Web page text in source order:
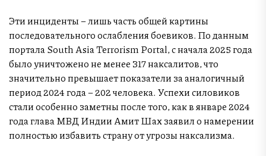
Эти инциденты – лишь часть общей картины
последовательного ослабления боевиков. По данным
портала South Asia Terrorism Portal, с начала 2025 года
было уничтожено не менее 317 наксалитов, что
значительно превышает показатели за аналогичный
период 2024 года – 202 человека. Успехи силовиков
стали особенно заметны после того, как в январе 2024
года глава МВД Индии Амит Шах заявил о намерении
полностью избавить страну от угрозы наксализма.